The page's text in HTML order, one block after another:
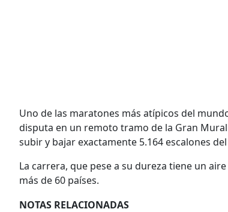
Uno de las maratones más atípicos del
disputa en un remoto tramo de la Gran
subir y bajar exactamente 5.164 escalones
La carrera, que pese a su dureza tiene un
más de 60 países.
NOTAS RELACIONADAS